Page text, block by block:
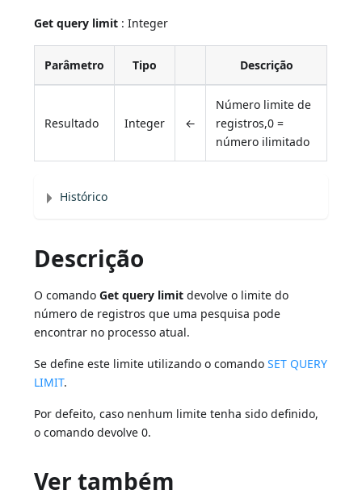
Get query limit : Integer
Parâmetro Tipo Descrição
Resultado Integer ←
Número limite de
registros,0 =
número ilimitado
Histórico
Descrição
O comandoGet query limit devolve o limite do
número de registros que uma pesquisa pode
encontrar no processo atual.
Se define este limite utilizando o comandoSET QUERY
LIMIT.
Por defeito, caso nenhum limite tenha sido definido,
o comando devolve 0.
Ver também